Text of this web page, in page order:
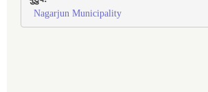
Nagarjun Municipality